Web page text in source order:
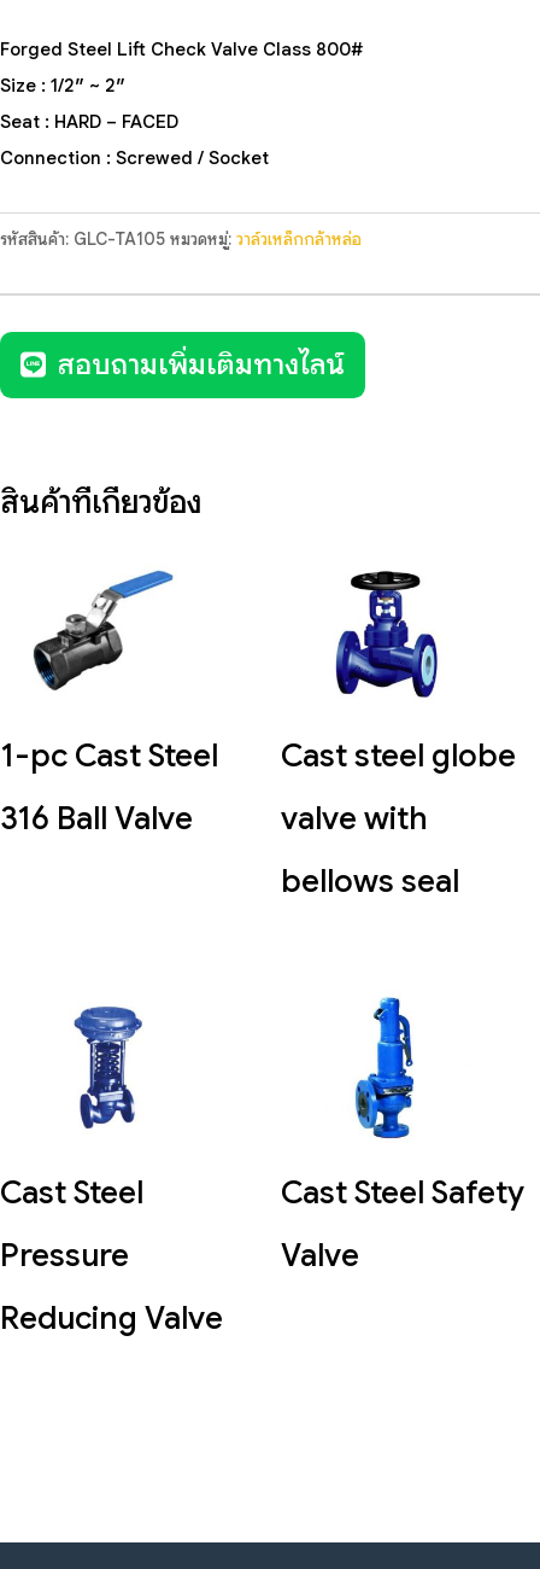
Forged Steel Lift Check Valve Class 800#
Size : 1/2″ ~ 2″
Seat : HARD – FACED
Connection : Screwed / Socket
รหัสสินค้า: GLC-TA105 หมวดหมู่: วาล์วเหล็กกล้าหล่อ
สอบถามเพิ่มเติมทางไลน์
สินค้าที่เกี่ยวข้อง
1-pc Cast Steel
316 Ball Valve
Cast steel globe
valve with
bellows seal
Cast Steel
Pressure
Reducing Valve
Cast Steel Safety
Valve